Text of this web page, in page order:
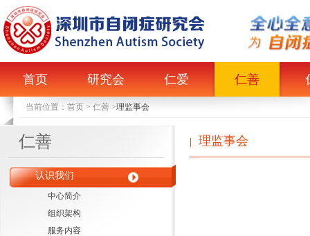
首页 研究会 仁爱 仁善
当前位置： 首页 > 仁善 >理监事会
仁善
认识我们
中心简介
组织架构
服务内容
理监事会